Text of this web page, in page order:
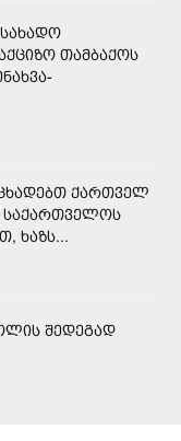
ᲗᲐᲛᲑᲐᲥᲝᲡ
ᲥᲐᲠᲗᲕᲔᲚ
ᲡᲐᲥᲐᲠᲗᲕᲔᲚᲝᲡ
ᲮᲐᲖᲡ...
ᲨᲔᲓᲔᲒᲐᲓ